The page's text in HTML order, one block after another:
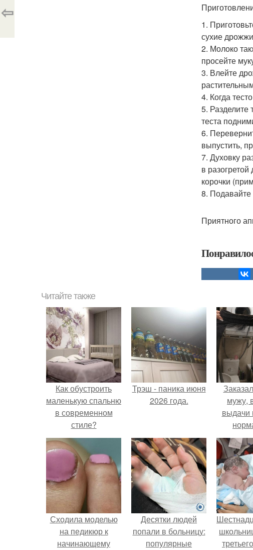
1.
сухие
2. Молоко
просейте
3. Влейте
4. Когда
5. Разделите
теста
6.
выпустить,
7. Духовку
в
корочки
8. Подавайте
Приятного
⇦
Читайте также
Как обустроить
маленькую спальню
в современном
стиле?
Трэш - паника июня
2026 года.
мужу,
выдачи
хорошо,
Сходила моделью
на педикюр к
начинающему
Десятки людей
попали в больницу:
популярные